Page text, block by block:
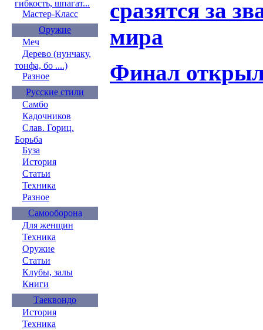
гибкость, шпагат...
Мастер-Класс
Оружие
Меч
Дерево (нунчаку,
тонфа, бо ....)
Разное
Русские стили
Самбо
Кадочников
Слав. Гориц.
Борьба
Буза
История
Статьи
Техника
Разное
Самооборона
Для женщин
Техника
Оружие
Статьи
Клубы, залы
Книги
Таеквондо
История
Техника
сразятся за
мира
Финал